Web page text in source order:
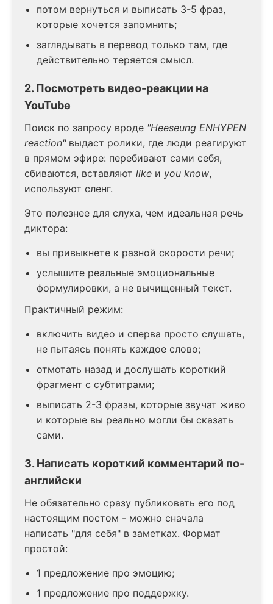
потом вернуться и выписать 3-5 фраз,
которые хочется запомнить;
заглядывать в перевод только там, где
действительно теряется смысл.
2. Посмотреть видео-реакции на
YouTube
Поиск по запросу вроде "Heeseung ENHYPEN
reaction"выдаст ролики, где люди реагируют
в прямом эфире: перебивают сами себя,
сбиваются, вставляют like и you know,
используют сленг.
Это полезнее для слуха, чем идеальная речь
диктора:
вы привыкнете к разной скорости речи;
услышите реальные эмоциональные
формулировки, а не вычищенный текст.
Практичный режим:
включить видео и сперва просто слушать,
не пытаясь понять каждое слово;
отмотать назад и дослушать короткий
фрагмент с субтитрами;
выписать 2-3 фразы, которые звучат живо
и которые вы реально могли бы сказать
сами.
3. Написать короткий комментарий по-
английски
Не обязательно сразу публиковать его под
настоящим постом - можно сначала
написать "для себя" в заметках. Формат
простой:
1 предложение про эмоцию;
1 предложение про поддержку.